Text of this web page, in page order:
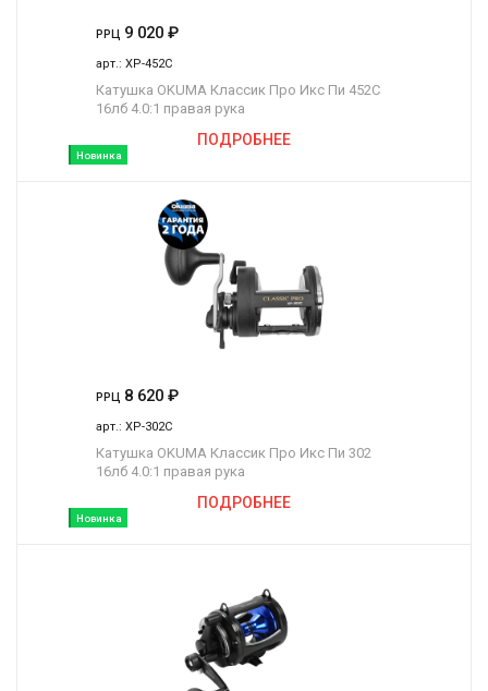
Новинка
РРЦ 9 020 ₽
арт.: XP-452C
Катушка OKUMA Классик Про Икс Пи 452C
16лб 4.0:1 правая рука
ПОДРОБНЕЕ
Новинка
РРЦ 8 620 ₽
арт.: XP-302C
Катушка OKUMA Классик Про Икс Пи 302
16лб 4.0:1 правая рука
ПОДРОБНЕЕ